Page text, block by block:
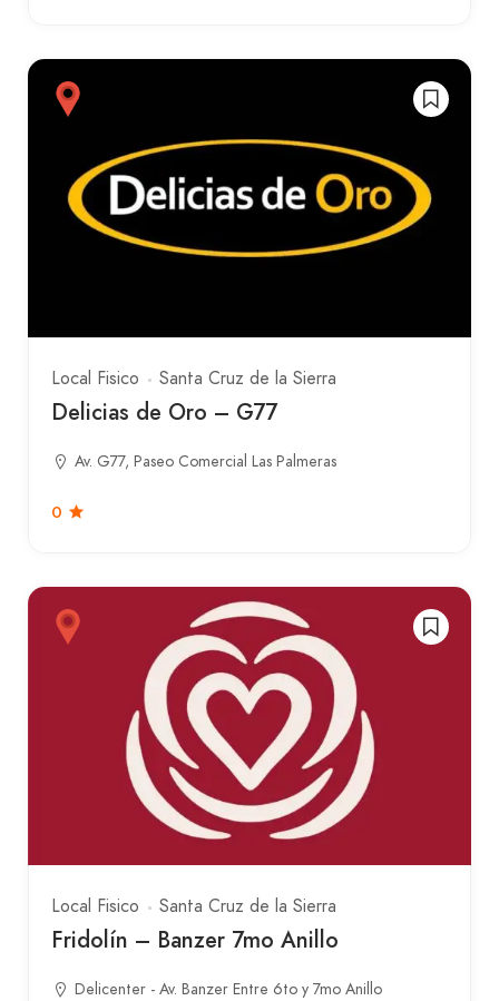
Local Fisico Santa Cruz de la Sierra
Delicias de Oro – G77
Av. G77, Paseo Comercial Las Palmeras
0
Local Fisico Santa Cruz de la Sierra
Fridolín – Banzer 7mo Anillo
Delicenter - Av. Banzer Entre 6to y 7mo Anillo